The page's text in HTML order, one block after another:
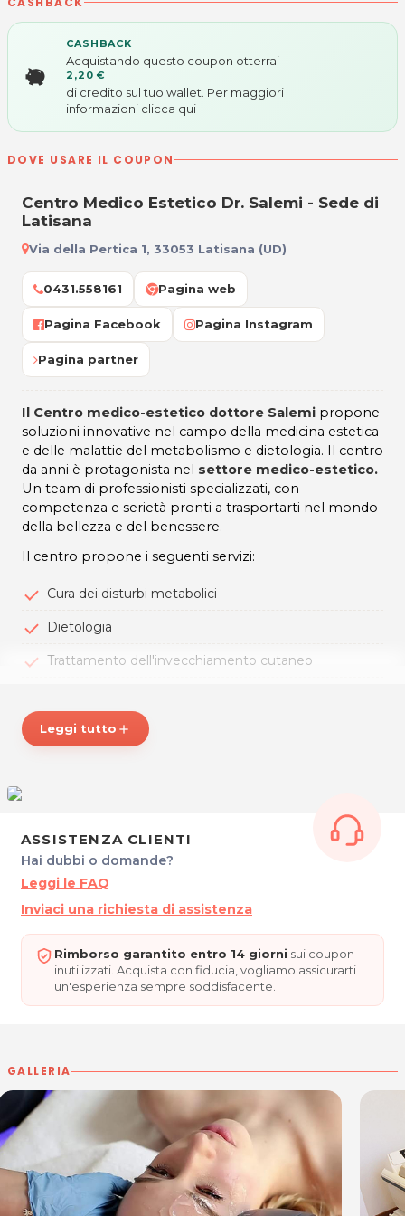
CASHBACK
Acquistando questo coupon otterrai
2,20 €
di credito sul tuo wallet. Per maggiori
informazioni clicca qui
DOVE USARE IL COUPON
Centro Medico Estetico Dr. Salemi - Sede di
Latisana
Via della Pertica 1, 33053 Latisana (UD)
0431.558161 Pagina web
Pagina Facebook Pagina Instagram
Pagina partner
Il Centro medico-estetico dottore Salemi propone
soluzioni innovative nel campo della medicina estetica
e delle malattie del metabolismo e dietologia. Il centro
da anni è protagonista nel settore medico-estetico.
Un team di professionisti specializzati, con
competenza e serietà pronti a trasportarti nel mondo
della bellezza e del benessere.
Il centro propone i seguenti servizi:
Cura dei disturbi metabolici
Dietologia
Trattamento dell'invecchiamento cutaneo
Biorivitalizzazione cutanea
Crioscultura
Trattamenti tonificanti
Trattamenti laser per epilazione
Trattamento stimolazione della melanina
Alte competenze e organizzazione snella, sicuro il
ORARI
Dal Lunedì al Venerdì: 9.00 - 12.00 / 14.00 - 19.00
CENTRO MEDICO ESTETICO DR. SALEMI - Sede di
Pertegada (UD)
Via della Pertica, 1
Leggi tutto add
ASSISTENZA CLIENTI
Hai dubbi o domande?
Leggi le FAQ
Inviaci una richiesta di assistenza
Rimborso garantito entro 14 giorni sui coupon
inutilizzati. Acquista con fiducia, vogliamo assicurarti
un'esperienza sempre soddisfacente.
GALLERIA